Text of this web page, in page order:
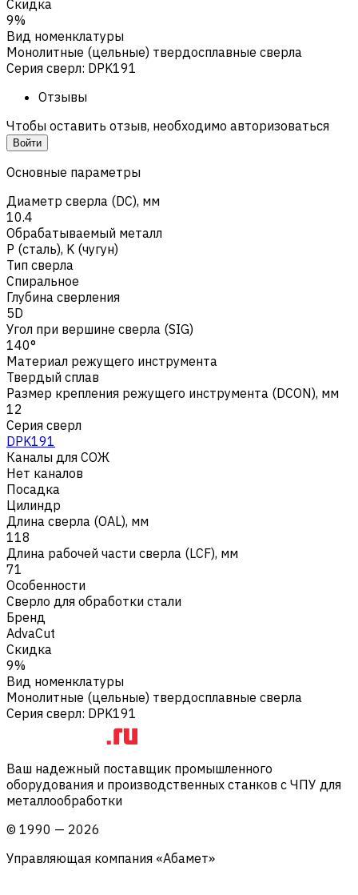
Скидка
9%
Вид номенклатуры
Монолитные (цельные) твердосплавные сверла
Серия сверл: DPK191
Отзывы
Чтобы оставить отзыв, необходимо авторизоваться
Войти
Основные параметры
Диаметр сверла (DC), мм
10.4
Обрабатываемый металл
Р (сталь), K (чугун)
Тип сверла
Спиральное
Глубина сверления
5D
Угол при вершине сверла (SIG)
140°
Материал режущего инструмента
Твердый сплав
Размер крепления режущего инструмента (DCON), мм
12
Серия сверл
DPK191
Каналы для СОЖ
Нет каналов
Посадка
Цилиндр
Длина сверла (OAL), мм
118
Длина рабочей части сверла (LCF), мм
71
Особенности
Сверло для обработки стали
Бренд
AdvaCut
Скидка
9%
Вид номенклатуры
Монолитные (цельные) твердосплавные сверла
Серия сверл: DPK191
Ваш надежный поставщик промышленного
оборудования и производственных станков с ЧПУ для
металлообработки
© 1990 — 2026
Управляющая компания «Абамет»